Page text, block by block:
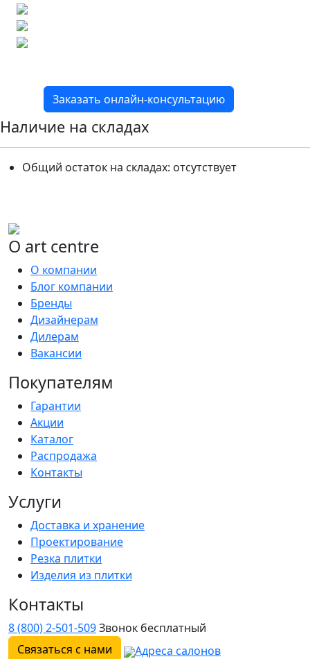
Заказать онлайн-консультацию
Наличие на складах
Общий остаток на складах: отсутствует
О art centre
О компании
Блог компании
Бренды
Дизайнерам
Дилерам
Вакансии
Покупателям
Гарантии
Акции
Каталог
Распродажа
Контакты
Услуги
Доставка и хранение
Проектирование
Резка плитки
Изделия из плитки
Контакты
8 (800) 2-501-509Звонок бесплатный
Связаться с нами
Адреса салонов